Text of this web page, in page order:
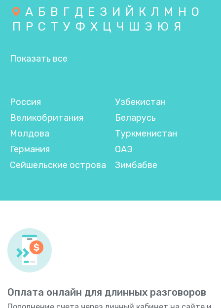
А Б В Г Д Е З И Й К Л М Н О
П Р С Т У Ф Х Ц Ч Ш Э Ю Я
Показать все
Россия
Великобритания
Молдова
Германия
Сейшельские острова
Узбекистан
Беларусь
Туркменистан
ОАЭ
Зимбабве
Оплата онлайн для длинных разговоров